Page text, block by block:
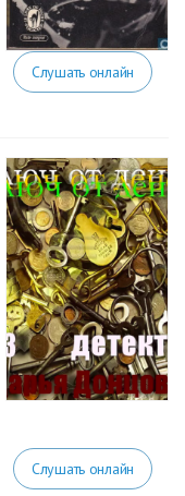
Слушать онлайн
Слушать онлайн